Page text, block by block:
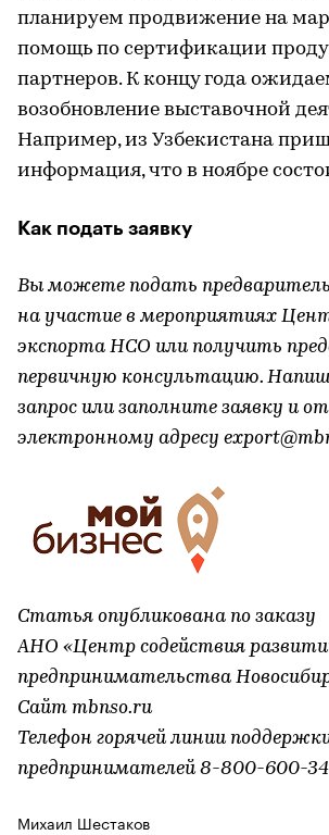
планируем продвижение на
помощь по сертификации
партнеров. К концу года
возобновление выставочной
Например, из Узбекистана
информация, что в ноябре
Как подать заявку
Вы можете подать
на участие в мероприятиях
экспорта НСО или получить
первичную консультацию.
запрос или заполните заявку и
электронному адресу
Статья опубликована по заказу
АНО «Центр содействия
предпринимательства
Сайт mbnso.ru
Телефон горячей линии
предпринимателей 8-800-600-
Михаил Шестаков